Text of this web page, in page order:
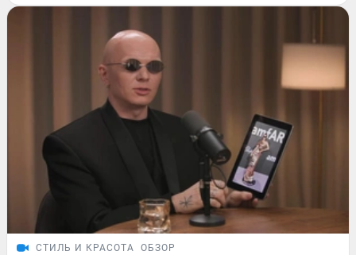
СТИЛЬ И КРАСОТА ОБЗОР